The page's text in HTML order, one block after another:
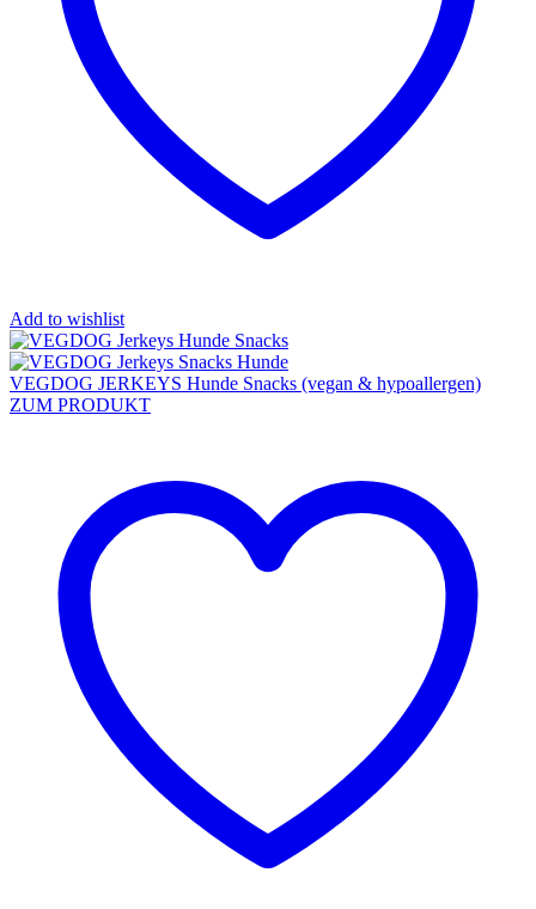
Add to wishlist
VEGDOG JERKEYS Hunde Snacks (vegan & hypoallergen)
ZUM PRODUKT